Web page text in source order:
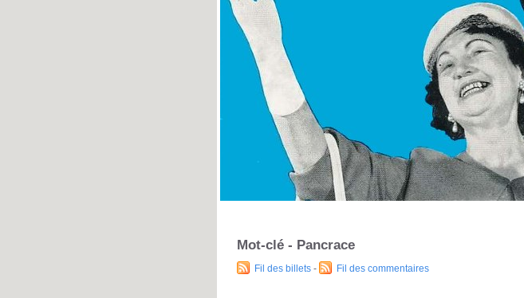
Mot-clé - Pancrace
Fil des billets -
Fil des commentaires